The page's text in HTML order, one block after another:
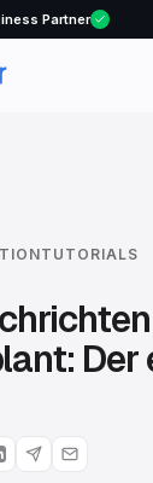
Partner
TUTORIALS
Der